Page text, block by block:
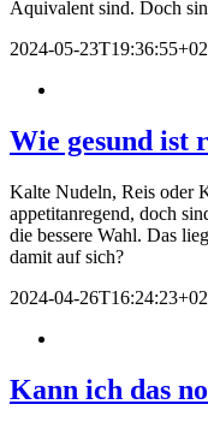
Äquivalent sind. Doch
2024-05-
Wie gesund ist
Kalte Nudeln, Reis oder
appetitanregend, doch
die bessere Wahl. Das
damit auf sich?
2024-04-
Kann ich das